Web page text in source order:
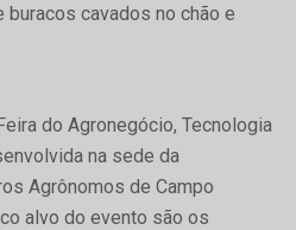
cavados no chão e
do Agronegócio, Tecnologia
na sede da
Agrônomos de Campo
alvo do evento são os